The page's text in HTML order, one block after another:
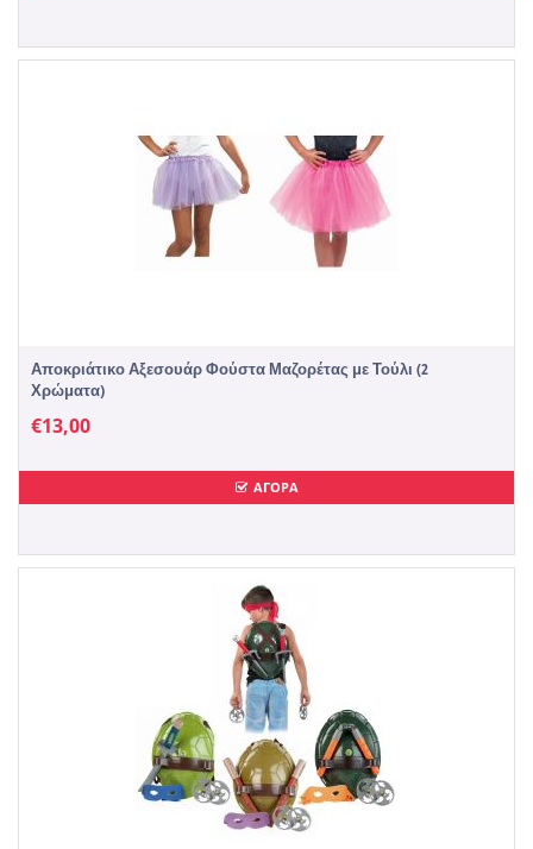
Αποκριάτικο Αξεσουάρ Φούστα Μαζορέτας με Τούλι (2
Χρώματα)
€13,00
ΑΓΟΡΑ